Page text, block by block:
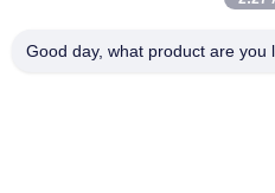
Popüler
Good day, what product are you